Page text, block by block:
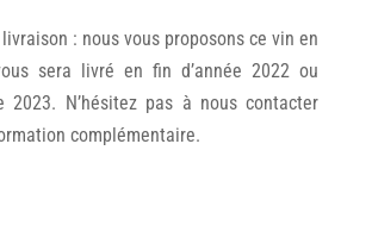
: nous vous proposons ce vin en
sera livré en fin d’année 2022 ou
2023. N’hésitez pas à nous contacter
complémentaire.